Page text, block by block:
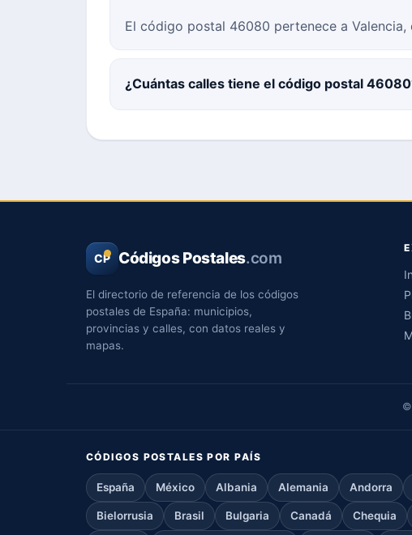
El código postal 46080 pertenece a Valencia,
¿Cuántas calles tiene el código postal
CP Códigos Postales.com
El directorio de referencia de los códigos
postales de España: municipios,
provincias y calles, con datos reales y
mapas.
©
CÓDIGOS POSTALES POR PAÍS
España México Albania Alemania Andorra
Bielorrusia Brasil Bulgaria Canadá Chequia